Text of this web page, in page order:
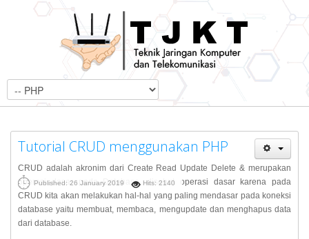
Tutorial CRUD menggunakan PHP
Published: 26 January 2019 Hits: 2140
CRUD adalah akronim dari Create Read Update Delete & merupakan
operasi dasar pada Database, disebut operasi dasar karena pada
CRUD kita akan melakukan hal-hal yang paling mendasar pada koneksi
database yaitu membuat, membaca, mengupdate dan menghapus data
dari database.